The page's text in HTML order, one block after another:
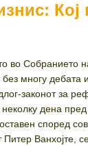
Кој
во Собранието
без многу дебата
законот за
дена пред
според
Питер Ванхојте,